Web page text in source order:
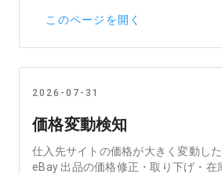
このページを開く
2026-07-31
価格変動検知
仕入先サイトの価格が大きく変動した
eBay 出品の価格修正・取り下げ・在